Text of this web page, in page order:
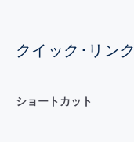
クイック･リンク
ショートカット